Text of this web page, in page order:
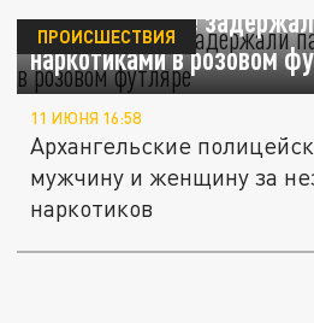
В Архангельске
наркотиками в розовом
ПРОИСШЕСТВИЯ
11 ИЮНЯ 16:58
Архангельские
мужчину и женщину за
наркотиков